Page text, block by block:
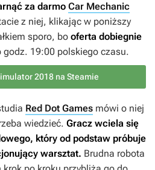
za darmo Car Mechanic
z niej, klikając w poniższy
sporo, bo oferta dobiegnie
godz. 19:00 polskiego czasu.
2018 na Steamie
Red Dot Games mówi o niej
wiedzieć. Gracz wciela się
który od podstaw próbuje
warsztat. Brudna robota